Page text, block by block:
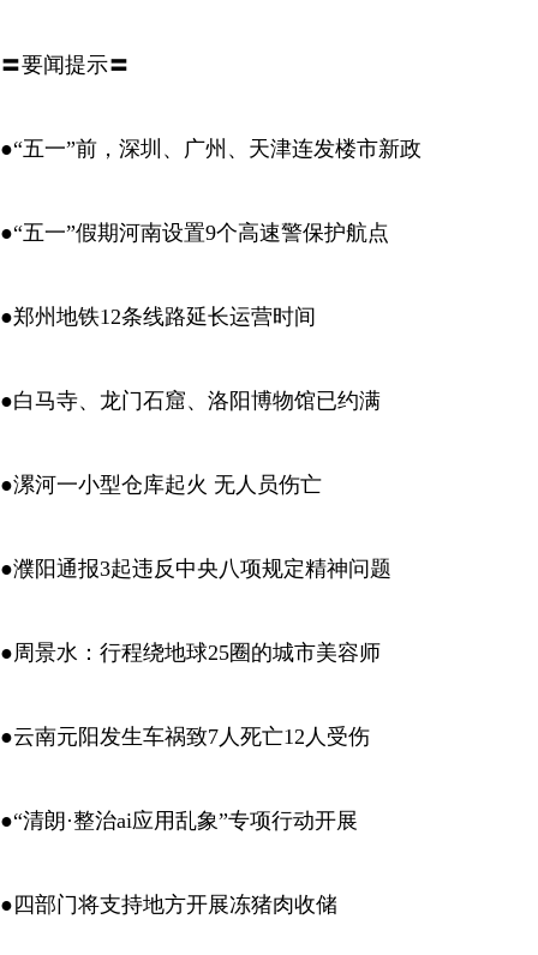
〓要闻提示〓
●“五一”前，深圳、广州、天津连发楼市新政
●“五一”假期河南设置9个高速警保护航点
●郑州地铁12条线路延长运营时间
●白马寺、龙门石窟、洛阳博物馆已约满
●漯河一小型仓库起火 无人员伤亡
●濮阳通报3起违反中央八项规定精神问题
●周景水：行程绕地球25圈的城市美容师
●云南元阳发生车祸致7人死亡12人受伤
●“清朗·整治ai应用乱象”专项行动开展
●四部门将支持地方开展冻猪肉收储